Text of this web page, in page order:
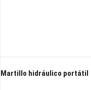
Martillo hidráulico portátil